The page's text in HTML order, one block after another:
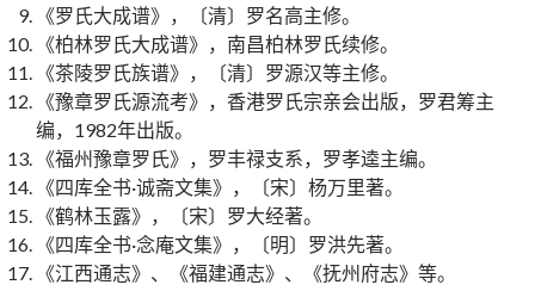
《罗氏大成谱》，〔清〕罗名高主修。
《柏林罗氏大成谱》，南昌柏林罗氏续修。
《茶陵罗氏族谱》，〔清〕罗源汉等主修。
《豫章罗氏源流考》，香港罗氏宗亲会出版，罗君筹主
编，1982年出版。
《福州豫章罗氏》，罗丰禄支系，罗孝逵主编。
《四库全书·诚斋文集》，〔宋〕杨万里著。
《鹤林玉露》，〔宋〕罗大经著。
《四库全书·念庵文集》，〔明〕罗洪先著。
《江西通志》、《福建通志》、《抚州府志》等。